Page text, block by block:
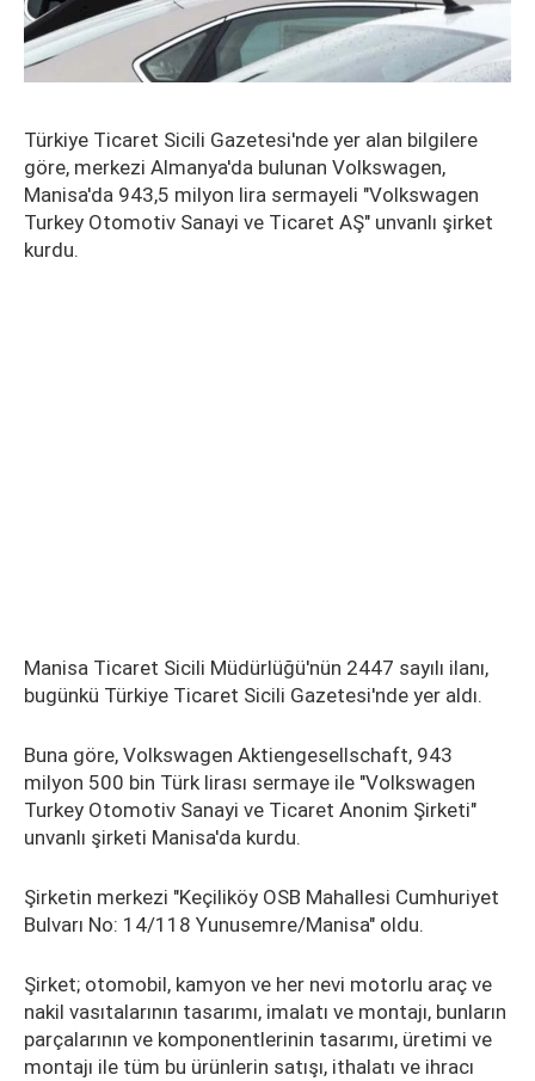
Türkiye Ticaret Sicili Gazetesi'nde yer alan bilgilere
göre, merkezi Almanya'da bulunan Volkswagen,
Manisa'da 943,5 milyon lira sermayeli "Volkswagen
Turkey Otomotiv Sanayi ve Ticaret AŞ" unvanlı şirket
kurdu.
Manisa Ticaret Sicili Müdürlüğü'nün 2447 sayılı ilanı,
bugünkü Türkiye Ticaret Sicili Gazetesi'nde yer aldı.
Buna göre, Volkswagen Aktiengesellschaft, 943
milyon 500 bin Türk lirası sermaye ile "Volkswagen
Turkey Otomotiv Sanayi ve Ticaret Anonim Şirketi"
unvanlı şirketi Manisa'da kurdu.
Şirketin merkezi "Keçiliköy OSB Mahallesi Cumhuriyet
Bulvarı No: 14/118 Yunusemre/Manisa" oldu.
Şirket; otomobil, kamyon ve her nevi motorlu araç ve
nakil vasıtalarının tasarımı, imalatı ve montajı, bunların
parçalarının ve komponentlerinin tasarımı, üretimi ve
montajı ile tüm bu ürünlerin satışı, ithalatı ve ihracı